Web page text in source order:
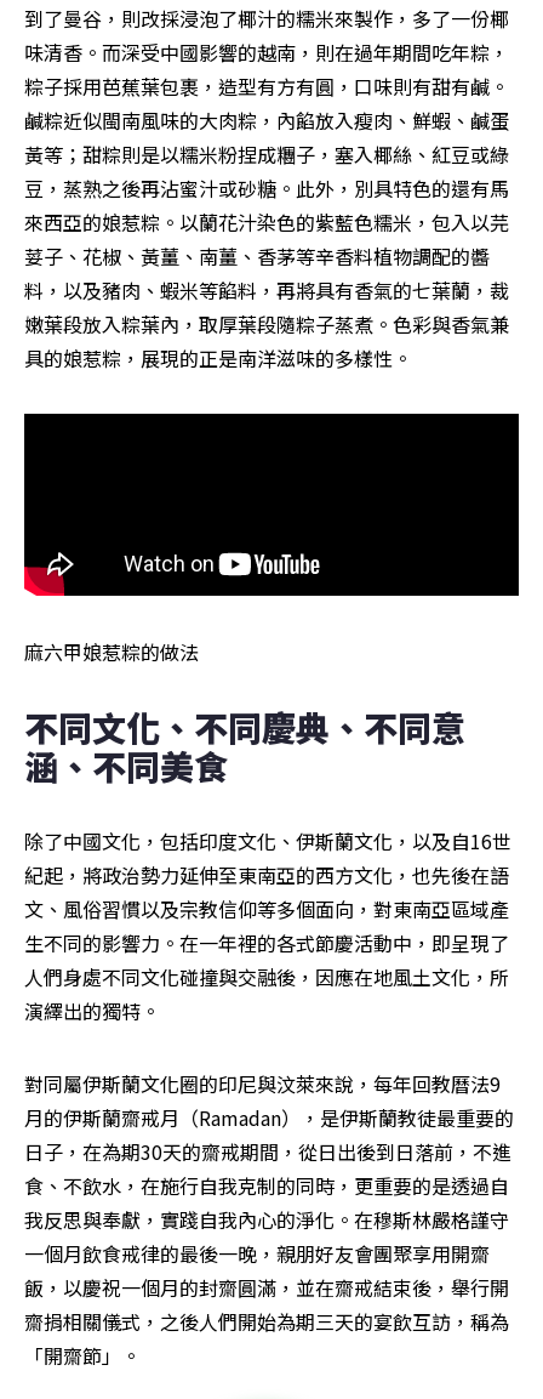
到了曼谷，則改採浸泡了椰汁的糯米來製作，多了一份椰
味清香。而深受中國影響的越南，則在過年期間吃年粽，
粽子採用芭蕉葉包裹，造型有方有圓，口味則有甜有鹹。
鹹粽近似閩南風味的大肉粽，內餡放入瘦肉、鮮蝦、鹹蛋
黃等；甜粽則是以糯米粉捏成糰子，塞入椰絲、紅豆或綠
豆，蒸熟之後再沾蜜汁或砂糖。此外，別具特色的還有馬
來西亞的娘惹粽。以蘭花汁染色的紫藍色糯米，包入以芫
荽子、花椒、黃薑、南薑、香茅等辛香料植物調配的醬
料，以及豬肉、蝦米等餡料，再將具有香氣的七葉蘭，裁
嫩葉段放入粽葉內，取厚葉段隨粽子蒸煮。色彩與香氣兼
具的娘惹粽，展現的正是南洋滋味的多樣性。
麻六甲娘惹粽的做法
不同文化、不同慶典、不同意
涵、不同美食
除了中國文化，包括印度文化、伊斯蘭文化，以及自16世
紀起，將政治勢力延伸至東南亞的西方文化，也先後在語
文、風俗習慣以及宗教信仰等多個面向，對東南亞區域產
生不同的影響力。在一年裡的各式節慶活動中，即呈現了
人們身處不同文化碰撞與交融後，因應在地風土文化，所
演繹出的獨特。
對同屬伊斯蘭文化圈的印尼與汶萊來說，每年回教曆法9
月的伊斯蘭齋戒月（Ramadan），是伊斯蘭教徒最重要的
日子，在為期30天的齋戒期間，從日出後到日落前，不進
食、不飲水，在施行自我克制的同時，更重要的是透過自
我反思與奉獻，實踐自我內心的淨化。在穆斯林嚴格謹守
一個月飲食戒律的最後一晚，親朋好友會團聚享用開齋
飯，以慶祝一個月的封齋圓滿，並在齋戒結束後，舉行開
齋捐相關儀式，之後人們開始為期三天的宴飲互訪，稱為
「開齋節」。